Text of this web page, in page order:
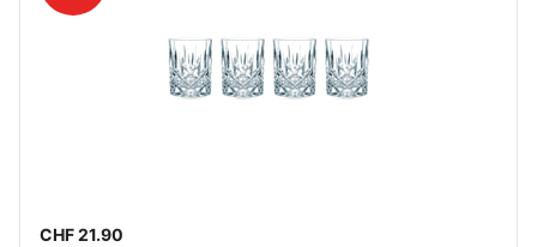
CHF 21.90